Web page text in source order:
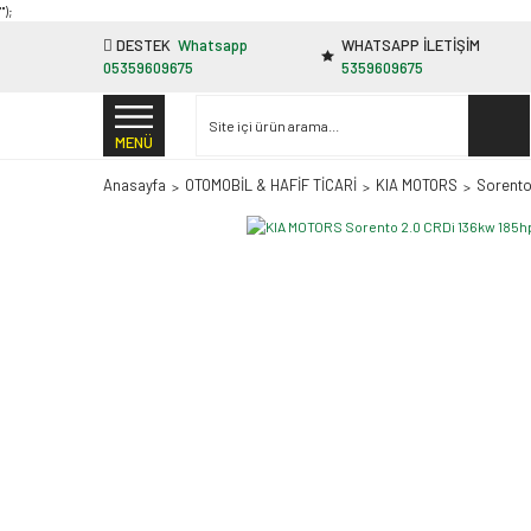
"');
DESTEK Whatsapp
05359609675
WHATSAPP İLETİŞİM
5359609675
MENÜ
Anasayfa OTOMOBİL & HAFİF TİCARİ KIA MOTORS Sorento